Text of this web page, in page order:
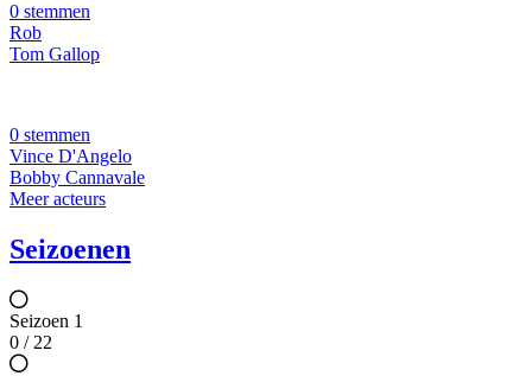
0 stemmen
Rob
Tom Gallop
0 stemmen
Vince D'Angelo
Bobby Cannavale
Meer acteurs
Seizoenen
Seizoen 1
0 / 22